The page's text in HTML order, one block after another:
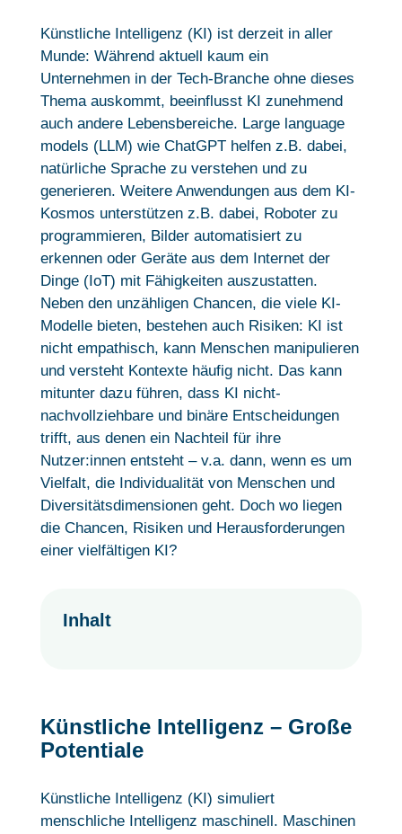
Künstliche Intelligenz (KI) ist derzeit in aller
Munde: Während aktuell kaum ein
Unternehmen in der Tech-Branche ohne dieses
Thema auskommt, beeinflusst KI zunehmend
auch andere Lebensbereiche. Large language
models (LLM) wie ChatGPT helfen z.B. dabei,
natürliche Sprache zu verstehen und zu
generieren. Weitere Anwendungen aus dem KI-
Kosmos unterstützen z.B. dabei, Roboter zu
programmieren, Bilder automatisiert zu
erkennen oder Geräte aus dem Internet der
Dinge (IoT) mit Fähigkeiten auszustatten.
Neben den unzähligen Chancen, die viele KI-
Modelle bieten, bestehen auch Risiken: KI ist
nicht empathisch, kann Menschen manipulieren
und versteht Kontexte häufig nicht. Das kann
mitunter dazu führen, dass KI nicht-
nachvollziehbare und binäre Entscheidungen
trifft, aus denen ein Nachteil für ihre
Nutzer:innen entsteht – v.a. dann, wenn es um
Vielfalt, die Individualität von Menschen und
Diversitätsdimensionen geht. Doch wo liegen
die Chancen, Risiken und Herausforderungen
einer vielfältigen KI?
Inhalt
Künstliche Intelligenz – Große
Potentiale
Künstliche Intelligenz (KI) simuliert
menschliche Intelligenz maschinell. Maschinen